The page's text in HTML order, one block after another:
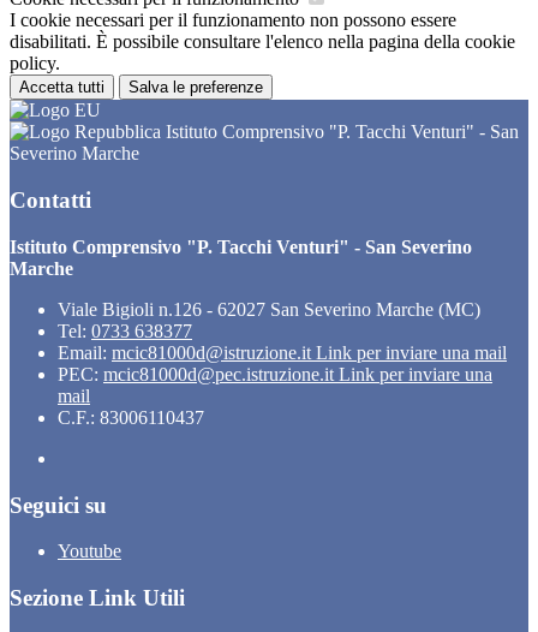
I cookie necessari per il funzionamento non possono essere
disabilitati. È possibile consultare l'elenco nella pagina della cookie
policy.
Accetta tutti Salva le preferenze
Istituto Comprensivo "P. Tacchi Venturi" - San
Severino Marche
Contatti
Istituto Comprensivo "P. Tacchi Venturi" - San Severino
Marche
Viale Bigioli n.126 - 62027 San Severino Marche (MC)
Tel: 0733 638377
Email: mcic81000d@istruzione.it Link per inviare una mail
PEC: mcic81000d@pec.istruzione.it Link per inviare una
mail
C.F.: 83006110437
Seguici su
Youtube
Sezione Link Utili